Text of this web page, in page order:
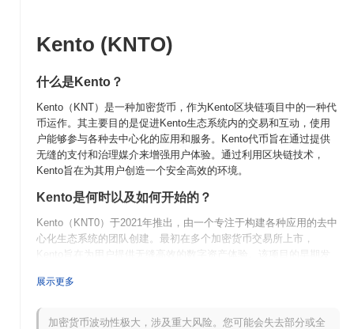
Kento (KNTO)
什么是Kento？
Kento（KNT）是一种加密货币，作为Kento区块链项目中的一种代
币运作。其主要目的是促进Kento生态系统内的交易和互动，使用
户能够参与各种去中心化的应用和服务。Kento代币旨在通过提供
无缝的支付和治理媒介来增强用户体验。通过利用区块链技术，
Kento旨在为其用户创造一个安全高效的环境。
Kento是何时以及如何开始的？
Kento（KNT0）于2021年推出，由一个专注于构建各种应用的去中
心化生态系统的团队创建。最初在多个加密货币交易所上市，
Kento旨在为用户提供无缝高效的数字资产体验。该项目的早期发
的影响。
Kento未来有什么计划？
展示更多
加密货币波动性极大，涉及重大风险。您可能会失去部分或全